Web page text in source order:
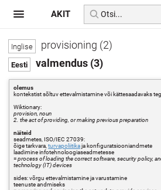
provisioning (2)
valmendus (3)
olemus
kontekstist sõltuv ettevalmistamine või kättesaadavaks
Wiktionary:
provision, noun
2. the act of providing, or making previous preparation
näiteid
seadmetes, ISO/IEC 27039:
õige tarkvara,turvapoliitikaja konfiguratsiooniandmete
laadimine infotehnoloogiaseadmetesse
=process of loading the correct software, security policy,
technology (IT) devices
sides: võrgu ettevalmistamine ja varustamine
teenuste andmiseks
AKIT